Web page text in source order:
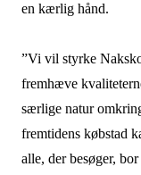
en kærlig hånd.
”Vi vil styrke
fremhæve
særlige natur
fremtidens købstad
alle, der besøger,